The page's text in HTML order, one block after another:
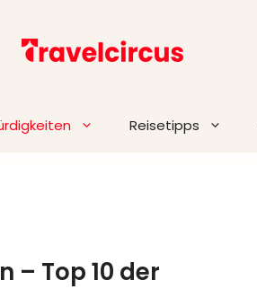
Reisetipps
– Top 10 der